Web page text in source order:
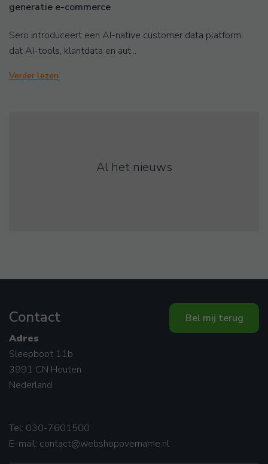
generatie e-commerce
Sero introduceert een AI-native customer data platform
dat AI-tools, klantdata en aut...
Verder lezen
Al het nieuws
Contact
Adres
Sleepboot 11b
3991 CN Houten
Nederland
Bel mij terug
Tel: 030-7601500
E-mail: contact@webshopovername.nl